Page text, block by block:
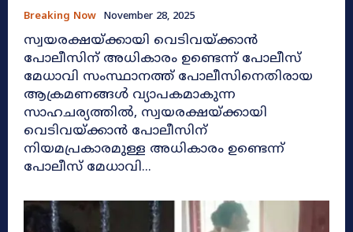
Breaking Now November 28, 2025
സ്വയരക്ഷയ്ക്കായി വെടിവയ്ക്കാൻ
പോലീസിന് അധികാരം ഉണ്ടെന്ന് പോലീസ്
മേധാവി സംസ്ഥാനത്ത് പോലീസിനെതിരായ
ആക്രമണങ്ങൾ വ്യാപകമാകുന്ന
സാഹചര്യത്തിൽ, സ്വയരക്ഷയ്ക്കായി
വെടിവയ്ക്കാൻ പോലീസിന്
നിയമപ്രകാരമുള്ള അധികാരം ഉണ്ടെന്ന്
പോലീസ് മേധാവി...